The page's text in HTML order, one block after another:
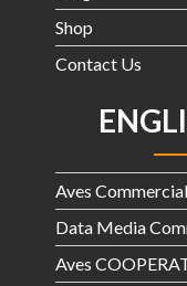
Shop
Contact Us
Aves Commercial
Data Media
Aves